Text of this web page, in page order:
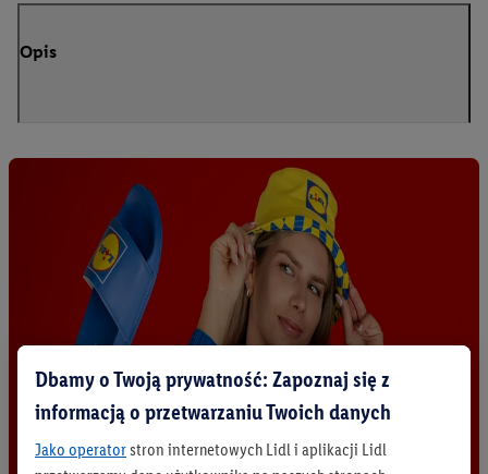
Opis
Dbamy o Twoją prywatność: Zapoznaj się z
informacją o przetwarzaniu Twoich danych
Jako operatorstron internetowych Lidl i aplikacji Lidl